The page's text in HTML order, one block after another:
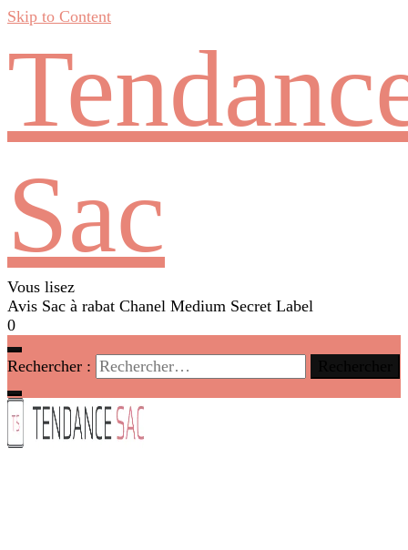
Skip to Content
Sac
Vous lisez
Avis Sac à rabat Chanel Medium Secret Label
0
Rechercher :